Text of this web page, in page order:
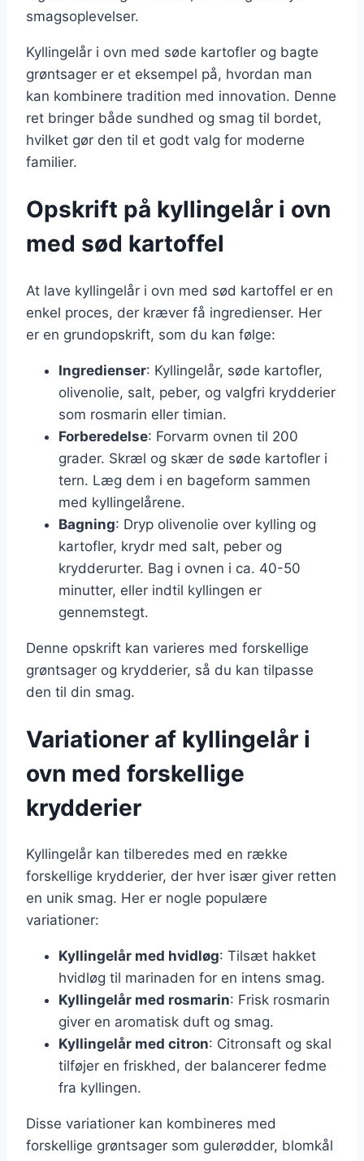
smagsoplevelser.
Kyllingelår i ovn med søde kartofler og bagte
grøntsager er et eksempel på, hvordan man
kan kombinere tradition med innovation. Denne
ret bringer både sundhed og smag til bordet,
hvilket gør den til et godt valg for moderne
familier.
Opskrift på kyllingelår i ovn
med sød kartoffel
At lave kyllingelår i ovn med sød kartoffel er en
enkel proces, der kræver få ingredienser. Her
er en grundopskrift, som du kan følge:
Ingredienser: Kyllingelår, søde kartofler,
olivenolie, salt, peber, og valgfri krydderier
som rosmarin eller timian.
Forberedelse: Forvarm ovnen til 200
grader. Skræl og skær de søde kartofler i
tern. Læg dem i en bageform sammen
med kyllingelårene.
Bagning: Dryp olivenolie over kylling og
kartofler, krydr med salt, peber og
krydderurter. Bag i ovnen i ca. 40-50
minutter, eller indtil kyllingen er
gennemstegt.
Denne opskrift kan varieres med forskellige
grøntsager og krydderier, så du kan tilpasse
den til din smag.
Variationer af kyllingelår i
ovn med forskellige
krydderier
Kyllingelår kan tilberedes med en række
forskellige krydderier, der hver især giver retten
en unik smag. Her er nogle populære
variationer:
Kyllingelår med hvidløg: Tilsæt hakket
hvidløg til marinaden for en intens smag.
Kyllingelår med rosmarin: Frisk rosmarin
giver en aromatisk duft og smag.
Kyllingelår med citron: Citronsaft og skal
tilføjer en friskhed, der balancerer fedme
fra kyllingen.
Disse variationer kan kombineres med
forskellige grøntsager som gulerødder, blomkål